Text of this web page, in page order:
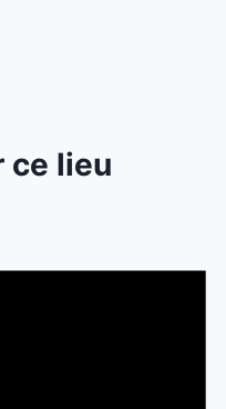
ce lieu